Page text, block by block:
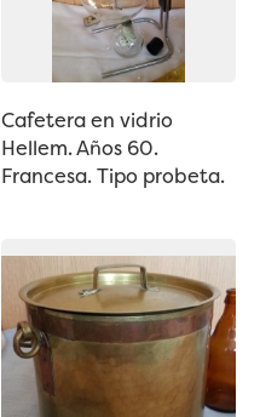
Cafetera en vidrio
Hellem. Años 60.
Francesa. Tipo probeta.